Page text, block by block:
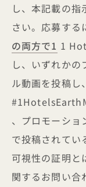
し、本記載の指
さい。応募する
の両方で1 1
し、いずれか
ル動画を投稿し
、プロモーシ
で投稿されてい
可視性の証明と
関するお問い